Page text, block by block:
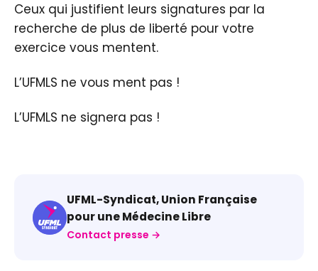
Ceux qui justifient leurs signatures par la
recherche de plus de liberté pour votre
exercice vous mentent.
L’UFMLS ne vous ment pas !
L’UFMLS ne signera pas !
UFML-Syndicat, Union Française
pour une Médecine Libre
Contact presse →